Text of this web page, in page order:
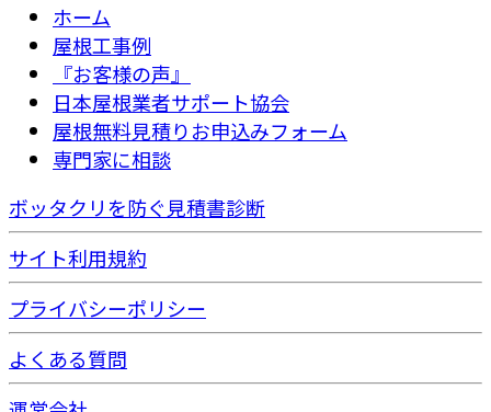
ホーム
屋根工事例
『お客様の声』
日本屋根業者サポート協会
屋根無料見積りお申込みフォーム
専門家に相談
ボッタクリを防ぐ見積書診断
サイト利用規約
プライバシーポリシー
よくある質問